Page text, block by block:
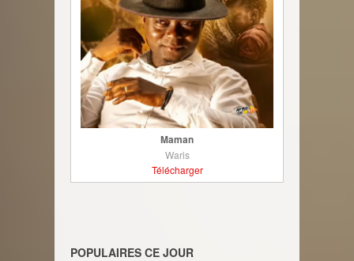
Maman
Waris
Télécharger
POPULAIRES CE JOUR